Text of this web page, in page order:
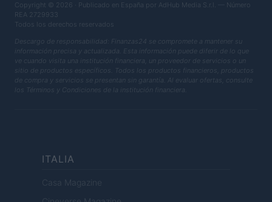
Copyright © 2026 · Publicado en España por AdHub Media S.r.l. — Número
REA 2729933
Todos los derechos reservados
Descargo de responsabilidad: Finanzas24 se compromete a mantener su
información precisa y actualizada. Esta información puede diferir de lo que
ve cuando visita una institución financiera, un proveedor de servicios o un
sitio de productos específicos. Todos los productos financieros, productos
de compra y servicios se presentan sin garantía. Al evaluar ofertas, consulte
los Términos y Condiciones de la institución financiera.
ITALIA
Casa Magazine